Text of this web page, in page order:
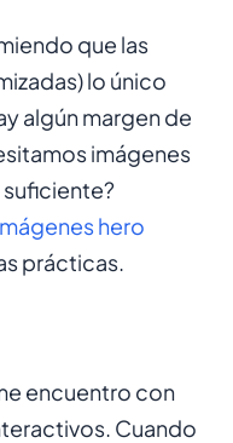
que las
lo único
algún margen de
imágenes
hero
prácticas.
encuentro con
Cuando